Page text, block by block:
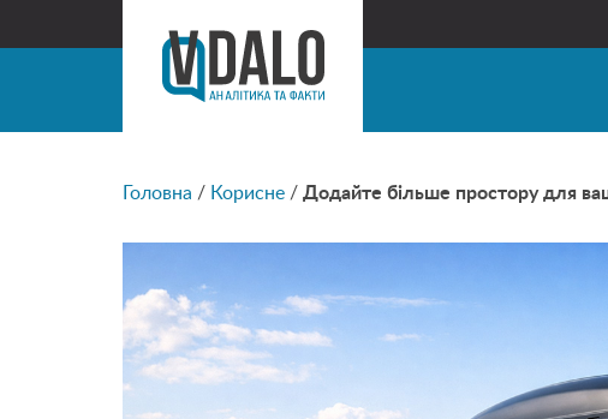
Головна / Корисне / Додайте більше простору для